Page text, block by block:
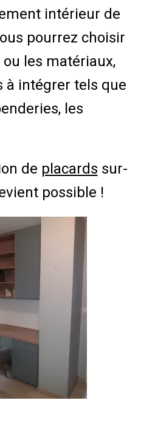
intérieur de
pourrez choisir
ou les matériaux,
à intégrer tels que
les
de placards sur-
possible !